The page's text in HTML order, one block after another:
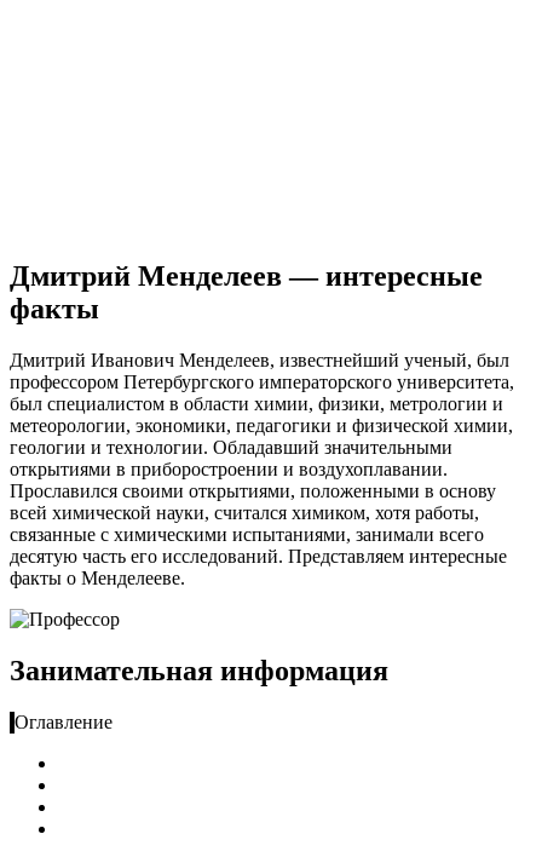
Дмитрий Менделеев — интересные
факты
Дмитрий Иванович Менделеев, известнейший ученый, был
профессором Петербургского императорского университета,
был специалистом в области химии, физики, метрологии и
метеорологии, экономики, педагогики и физической химии,
геологии и технологии. Обладавший значительными
открытиями в приборостроении и воздухоплавании.
Прославился своими открытиями, положенными в основу
всей химической науки, считался химиком, хотя работы,
связанные с химическими испытаниями, занимали всего
десятую часть его исследований. Представляем интересные
факты о Менделееве.
Занимательная информация
Оглавление